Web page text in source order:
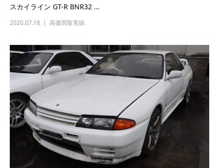
神奈川県/A様 日産 スカイライン GT-R
BNR32
■買取日時：2020/7/14（5187） ■地域：神奈川県/A様 ■お車：
日産 スカイライン GT-R BNR32...
高価買取実績